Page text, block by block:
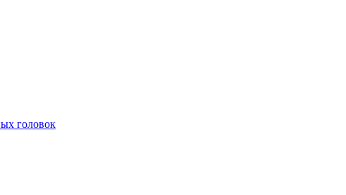
головок